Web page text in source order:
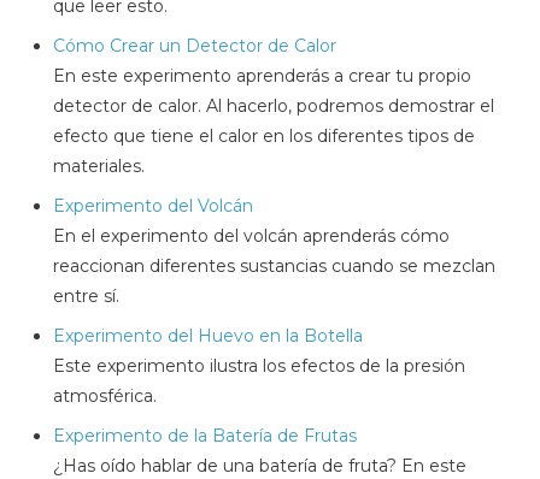
que leer esto.
Cómo Crear un Detector de Calor
En este experimento aprenderás a crear tu propio
detector de calor. Al hacerlo, podremos demostrar el
efecto que tiene el calor en los diferentes tipos de
materiales.
Experimento del Volcán
En el experimento del volcán aprenderás cómo
reaccionan diferentes sustancias cuando se mezclan
entre sí.
Experimento del Huevo en la Botella
Este experimento ilustra los efectos de la presión
atmosférica.
Experimento de la Batería de Frutas
¿Has oído hablar de una batería de fruta? En este